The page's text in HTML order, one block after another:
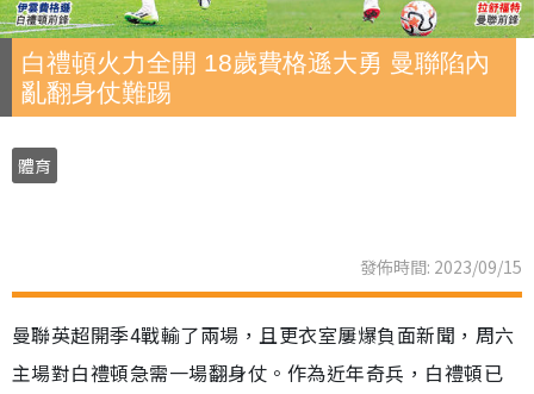
白禮頓火力全開 18歲費格遜大勇 曼聯陷內
亂翻身仗難踢
體育
發佈時間: 2023/09/15
曼聯英超開季4戰輸了兩場，且更衣室屢爆負面新聞，周六
主場對白禮頓急需一場翻身仗。作為近年奇兵，白禮頓已